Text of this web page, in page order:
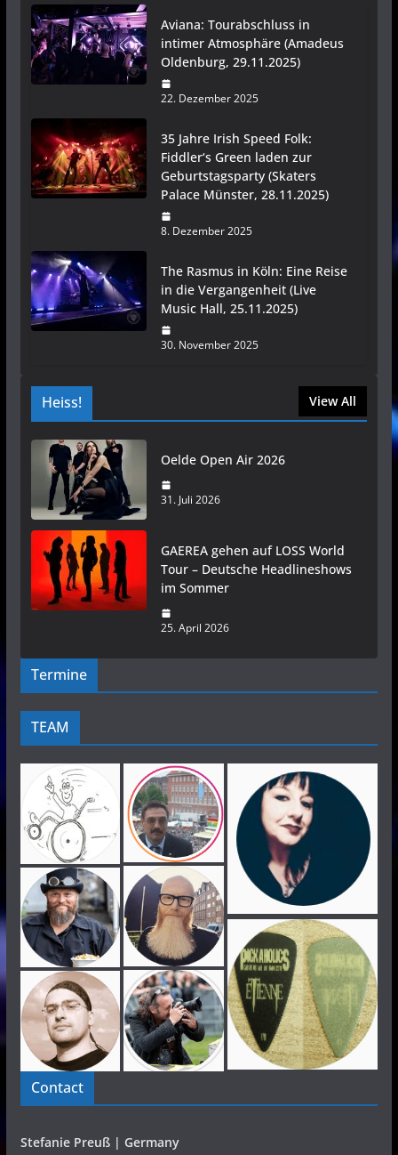
Aviana: Tourabschluss in
intimer Atmosphäre (Amadeus
Oldenburg, 29.11.2025)
22. Dezember 2025
35 Jahre Irish Speed Folk:
Fiddler‘s Green laden zur
Geburtstagsparty (Skaters
Palace Münster, 28.11.2025)
8. Dezember 2025
The Rasmus in Köln: Eine Reise
in die Vergangenheit (Live
Music Hall, 25.11.2025)
30. November 2025
Heiss! View All
Oelde Open Air 2026
31. Juli 2026
GAEREA gehen auf LOSS World
Tour – Deutsche Headlineshows
im Sommer
25. April 2026
Termine
TEAM
Contact
Stefanie Preuß | Germany